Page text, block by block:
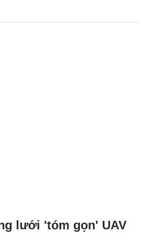
lưới 'tóm gọn' UAV